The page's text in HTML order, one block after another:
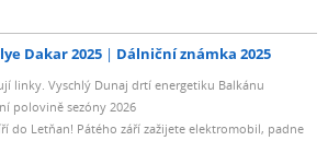
Dakar 2025 Dálniční známka 2025
linky. Vyschlý Dunaj drtí energetiku Balkánu
polovině sezóny 2026
do Letňan! Pátého září zažijete elektromobil, padne